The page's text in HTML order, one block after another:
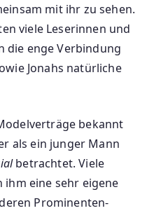
mit ihr zu sehen.
viele Leserinnen und
die enge Verbindung
Jonahs natürliche
bekannt
als ein junger Mann
betrachtet. Viele
eine sehr eigene
Prominenten-